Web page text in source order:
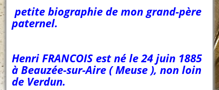
petite biographie de mon grand-père
paternel.
Henri FRANCOIS est né le 24 juin 1885
à Beauzée-sur-Aire ( Meuse ), non loin
de Verdun.